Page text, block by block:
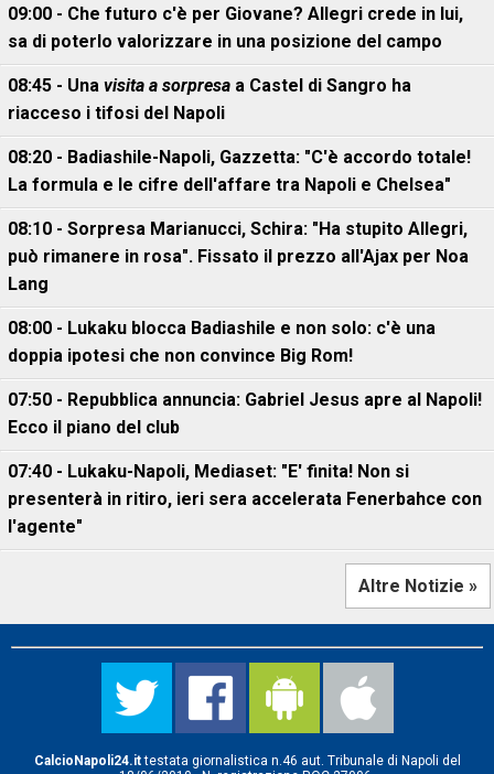
09:00 - Che futuro c'è per Giovane? Allegri crede in lui,
sa di poterlo valorizzare in una posizione del campo
08:45 - Una visita a sorpresa a Castel di Sangro ha
riacceso i tifosi del Napoli
08:20 - Badiashile-Napoli, Gazzetta: "C'è accordo totale!
La formula e le cifre dell'affare tra Napoli e Chelsea"
08:10 - Sorpresa Marianucci, Schira: "Ha stupito Allegri,
può rimanere in rosa". Fissato il prezzo all'Ajax per Noa
Lang
08:00 - Lukaku blocca Badiashile e non solo: c'è una
doppia ipotesi che non convince Big Rom!
07:50 - Repubblica annuncia: Gabriel Jesus apre al Napoli!
Ecco il piano del club
07:40 - Lukaku-Napoli, Mediaset: "E' finita! Non si
presenterà in ritiro, ieri sera accelerata Fenerbahce con
l'agente"
Altre Notizie »
CalcioNapoli24.ittestata giornalistica n.46 aut. Tribunale di Napoli del